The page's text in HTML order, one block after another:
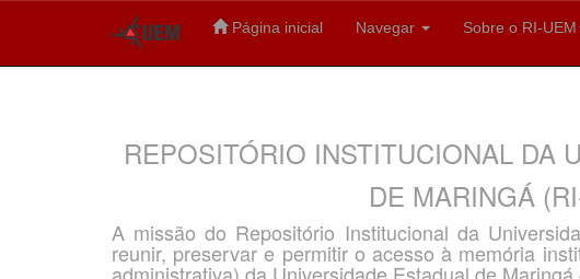
Página inicial Navegar Sobre o RI-UEM
REPOSITÓRIO INSTITUCIONAL DA
DE MARINGÁ
A missão do Repositório Institucional da
reunir, preservar e permitir o acesso à memória